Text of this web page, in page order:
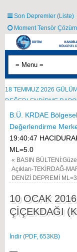
Son Depremler (Liste)
Moment Tensör
18 TEMMUZ 2026
DEĞERLENDİRME
B.Ü. KRDAE
Değerlendirme
19:40:47
ML=5.0
« BASIN
Açıkları-TEKİRDAĞ-
DENİZİ DEPREMİ
10 OCAK
ÇİÇEKDAĞI
İndir (PDF, 653KB)